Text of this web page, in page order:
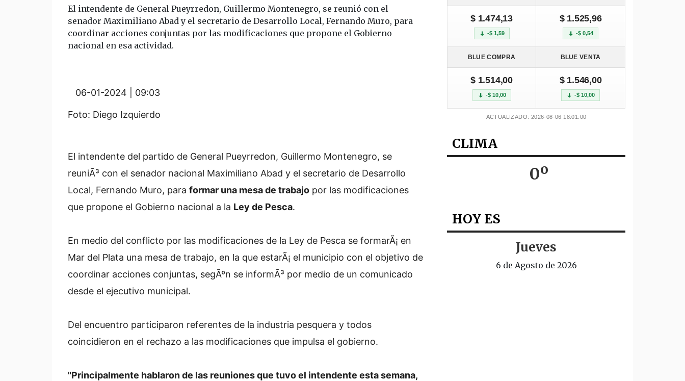
El intendente de General Pueyrredon, Guillermo Montenegro, se reunió con el
senador Maximiliano Abad y el secretario de Desarrollo Local, Fernando Muro, para
coordinar acciones conjuntas por las modificaciones que propone el Gobierno
nacional en esa actividad.
06-01-2024 | 09:03
Foto: Diego Izquierdo
El intendente del partido de General Pueyrredon, Guillermo Montenegro, se
reuniÃ³ con el senador nacional Maximiliano Abad y el secretario de Desarrollo
Local, Fernando Muro, para formar una mesa de trabajo por las modificaciones
que propone el Gobierno nacional a la Ley de Pesca.
En medio del conflicto por las modificaciones de la Ley de Pesca se formarÃ¡ en
Mar del Plata una mesa de trabajo, en la que estarÃ¡ el municipio con el objetivo de
coordinar acciones conjuntas, segÃºn se informÃ³ por medio de un comunicado
desde el ejecutivo municipal.
Del encuentro participaron referentes de la industria pesquera y todos
coincidieron en el rechazo a las modificaciones que impulsa el gobierno.
"Principalmente hablaron de las reuniones que tuvo el intendente esta semana,
$ 1.474,13
-$ 1,59
$ 1.525,96
-$ 0,54
BLUE COMPRA BLUE VENTA
$ 1.514,00
-$ 10,00
$ 1.546,00
-$ 10,00
ACTUALIZADO: 2026-08-06 18:01:00
CLIMA
0º
HOY ES
Jueves
6 de Agosto de 2026